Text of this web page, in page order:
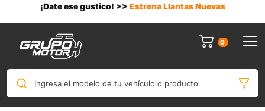
¡Date ese gustico! >> Estrena Llantas Nuevas
0
Ingresa el modelo de tu vehículo o producto